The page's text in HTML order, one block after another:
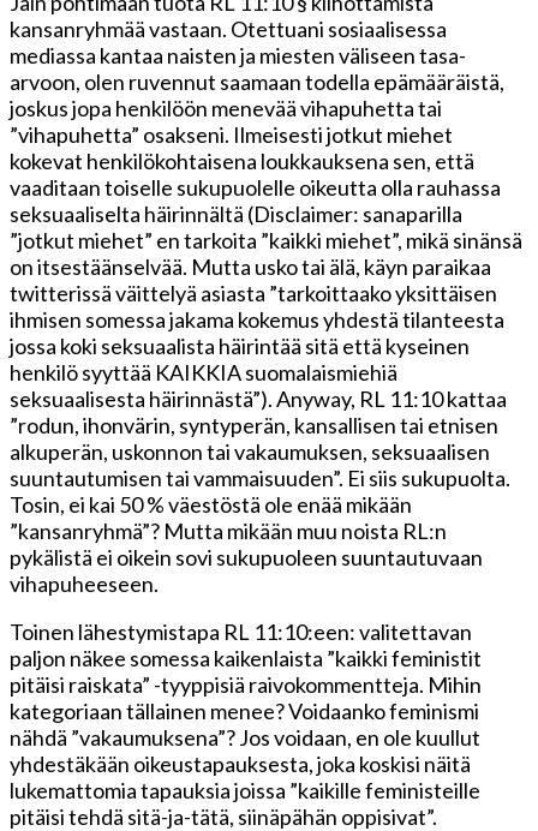
kansanryhmää vastaan. Otettuani sosiaalisessa
mediassa kantaa naisten ja miesten väliseen tasa-
arvoon, olen ruvennut saamaan todella epämääräistä,
joskus jopa henkilöön menevää vihapuhetta tai
”vihapuhetta” osakseni. Ilmeisesti jotkut miehet
kokevat henkilökohtaisena loukkauksena sen, että
vaaditaan toiselle sukupuolelle oikeutta olla rauhassa
seksuaaliselta häirinnältä (Disclaimer: sanaparilla
”jotkut miehet” en tarkoita ”kaikki miehet”, mikä sinänsä
on itsestäänselvää. Mutta usko tai älä, käyn paraikaa
twitterissä väittelyä asiasta ”tarkoittaako yksittäisen
ihmisen somessa jakama kokemus yhdestä tilanteesta
jossa koki seksuaalista häirintää sitä että kyseinen
henkilö syyttää KAIKKIA suomalaismiehiä
seksuaalisesta häirinnästä”). Anyway, RL 11:10 kattaa
”rodun, ihonvärin, syntyperän, kansallisen tai etnisen
alkuperän, uskonnon tai vakaumuksen, seksuaalisen
suuntautumisen tai vammaisuuden”. Ei siis sukupuolta.
Tosin, ei kai 50 % väestöstä ole enää mikään
”kansanryhmä”? Mutta mikään muu noista RL:n
pykälistä ei oikein sovi sukupuoleen suuntautuvaan
vihapuheeseen.
Toinen lähestymistapa RL 11:10:een: valitettavan
paljon näkee somessa kaikenlaista ”kaikki feministit
pitäisi raiskata” -tyyppisiä raivokommentteja. Mihin
kategoriaan tällainen menee? Voidaanko feminismi
nähdä ”vakaumuksena”? Jos voidaan, en ole kuullut
yhdestäkään oikeustapauksesta, joka koskisi näitä
lukemattomia tapauksia joissa ”kaikille feministeille
pitäisi tehdä sitä-ja-tätä, siinäpähän oppisivat”.